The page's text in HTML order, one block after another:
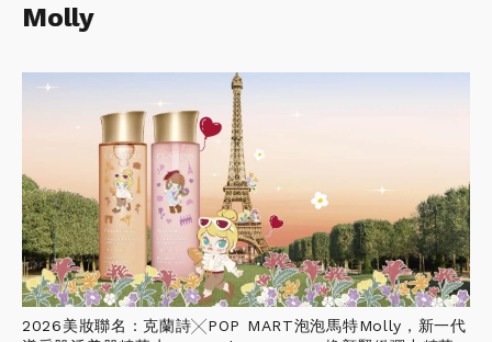
Molly
2026美妝聯名：克蘭詩╳POP MART泡泡馬特Molly，新一代